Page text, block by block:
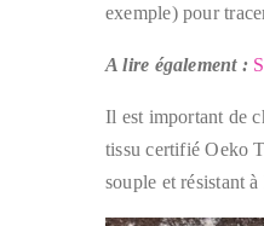
exemple) pour
A lire également :
Il est important de
tissu certifié Oeko
souple et résistant